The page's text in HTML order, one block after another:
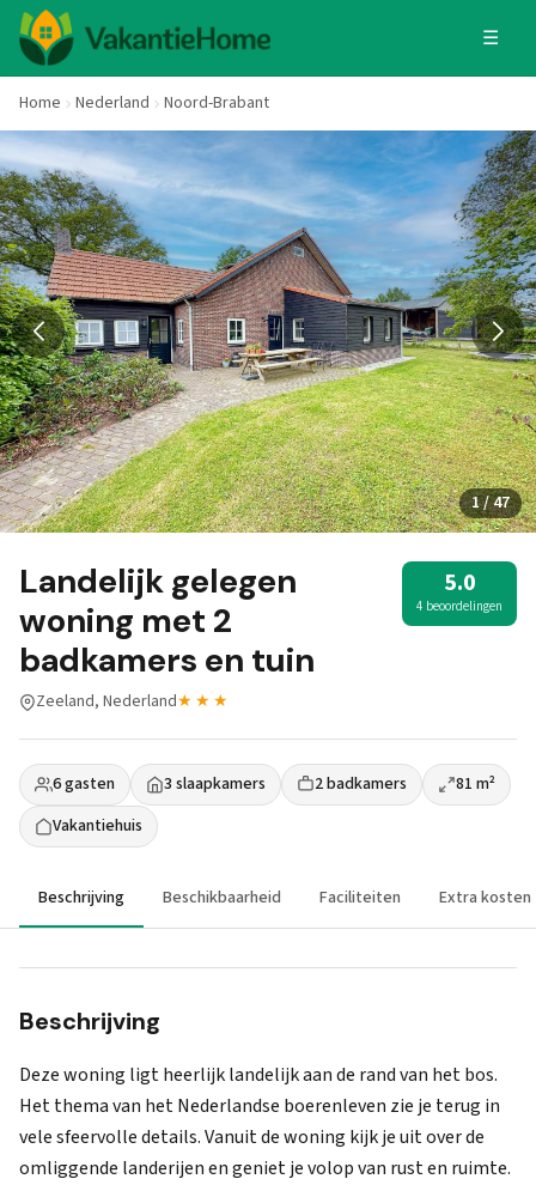
☰
Home Nederland Noord-Brabant
1 / 47
Landelijk gelegen
woning met 2
badkamers en tuin
5.0
4 beoordelingen
Zeeland, Nederland★★★
6 gasten 3 slaapkamers 2 badkamers
81 m²
Vakantiehuis
Beschrijving Beschikbaarheid Faciliteiten Extra kosten
Beschrijving
Deze woning ligt heerlijk landelijk aan de rand van het bos.
Het thema van het Nederlandse boerenleven zie je terug in
vele sfeervolle details. Vanuit de woning kijk je uit over de
omliggende landerijen en geniet je volop van rust en ruimte.